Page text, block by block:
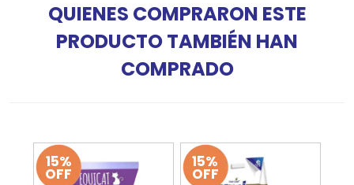
QUIENES COMPRARON ESTE
PRODUCTO TAMBIÉN HAN
COMPRADO
15%
OFF
15%
OFF